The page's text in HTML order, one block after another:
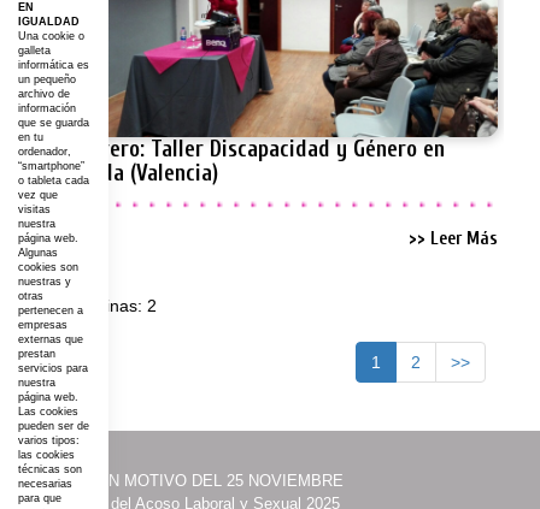
20 febrero: Taller Discapacidad y Género en
Moncada (Valencia)
>> Leer Más
Total páginas: 2
1 2 >>
·ACTOS CON MOTIVO DEL 25 NOVIEMBRE
·Prevención del Acoso Laboral y Sexual 2025
EN
IGUALDAD
Una cookie o
galleta
informática es
un pequeño
archivo de
información
que se guarda
en tu
ordenador,
“smartphone”
o tableta cada
vez que
visitas
nuestra
página web.
Algunas
cookies son
nuestras y
otras
pertenecen a
empresas
externas que
prestan
servicios para
nuestra
página web.
Las cookies
pueden ser de
varios tipos:
las cookies
técnicas son
necesarias
para que